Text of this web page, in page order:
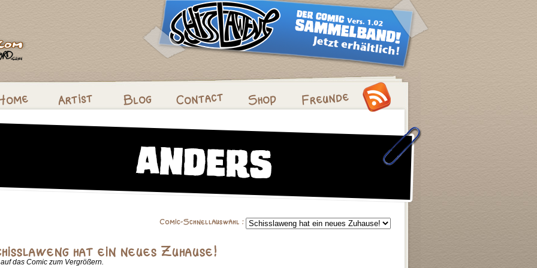
das Comic zum Vergrößern.